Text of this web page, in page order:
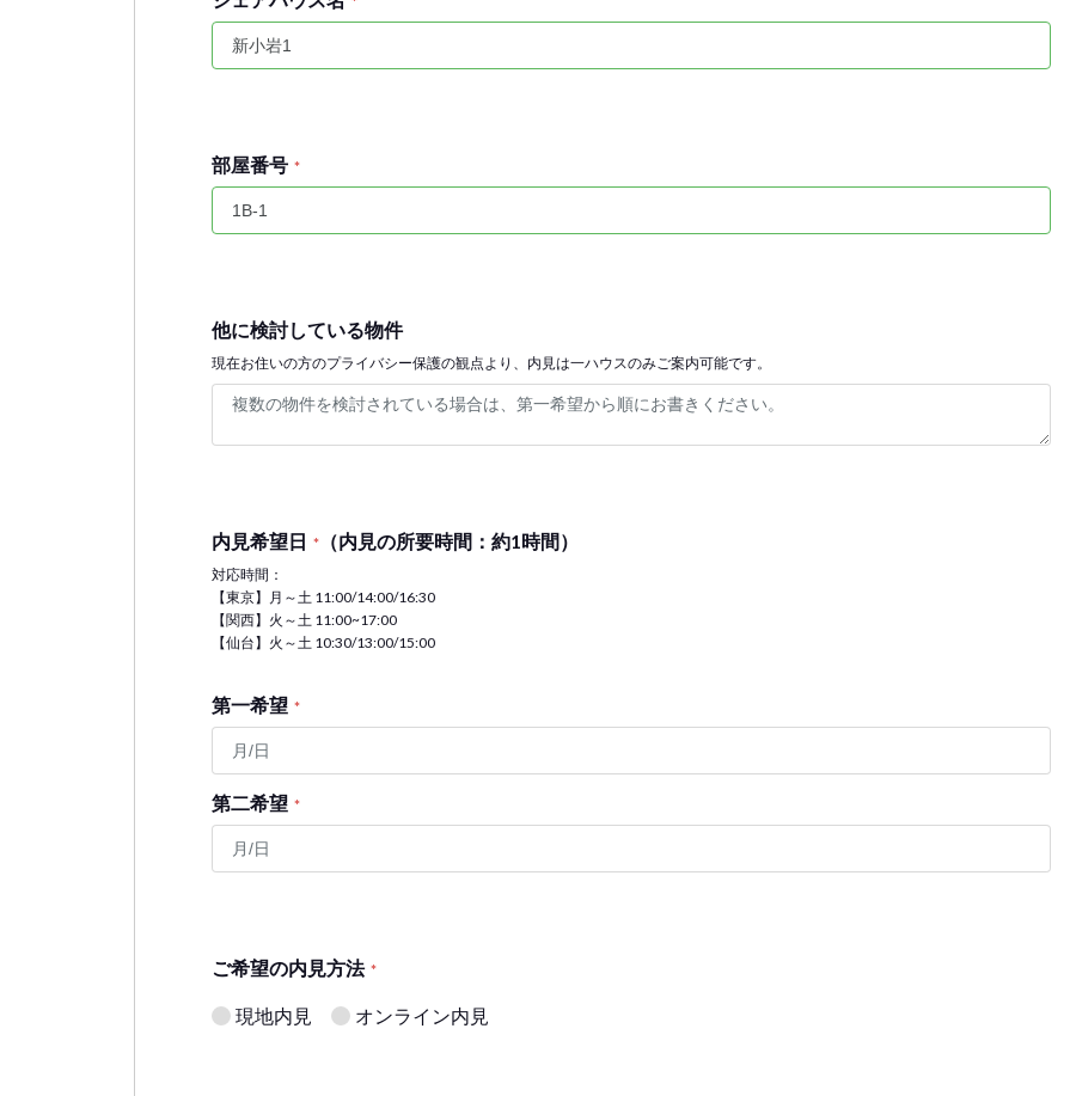
部屋番号 *
他に検討している物件
現在お住いの方のプライバシー保護の観点より、内見は一ハウスのみご案内可能です。
内見希望日 * （内見の所要時間：約1時間）
対応時間：
【東京】月～土 11:00/14:00/16:30
【関西】火～土 11:00~17:00
【仙台】火～土 10:30/13:00/15:00
第一希望 *
第二希望 *
ご希望の内見方法 *
現地内見 オンライン内見